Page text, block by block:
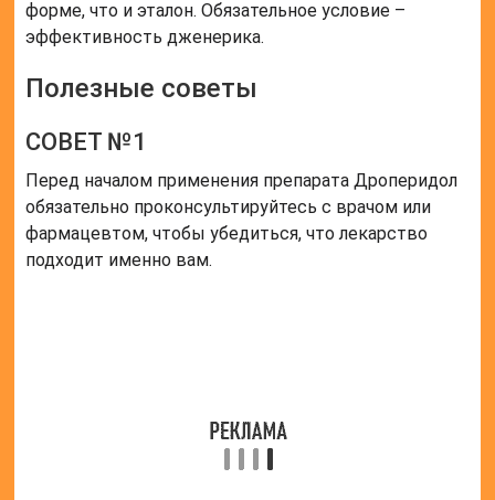
форме, что и эталон. Обязательное условие –
эффективность дженерика.
Полезные советы
СОВЕТ №1
Перед началом применения препарата Дроперидол
обязательно проконсультируйтесь с врачом или
фармацевтом, чтобы убедиться, что лекарство
подходит именно вам.